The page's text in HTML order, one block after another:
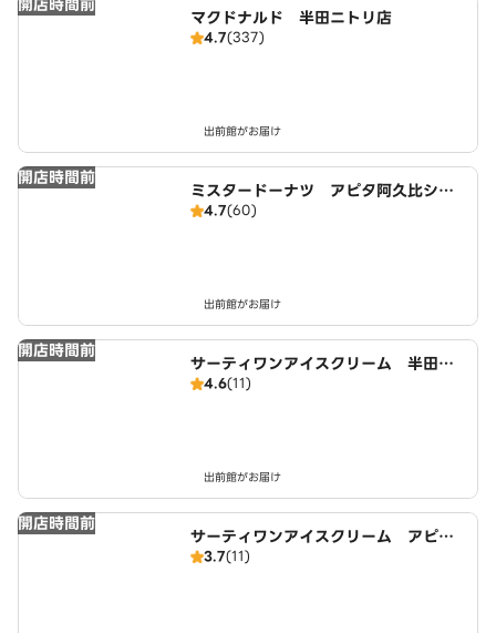
マクドナルド 半田ニトリ店
4.7(337)
出前館がお届け
開店時間前
ミスタードーナツ アピタ阿久比ショ
ップ
4.7(60)
出前館がお届け
開店時間前
サーティワンアイスクリーム 半田ロ
ードサイド店
4.6(11)
出前館がお届け
開店時間前
サーティワンアイスクリーム アピタ
阿久比店
3.7(11)